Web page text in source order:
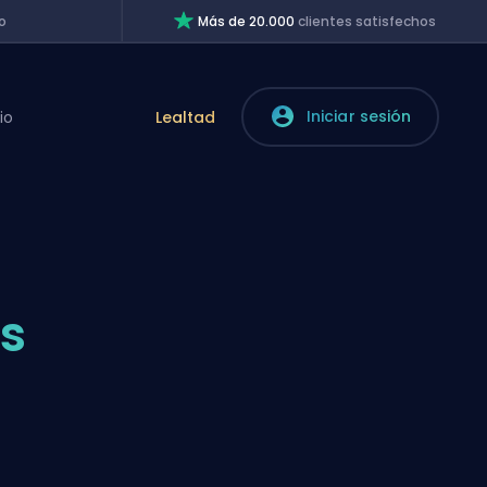
Más de 20.000clientes satisfechos
Lealtad Iniciar sesión